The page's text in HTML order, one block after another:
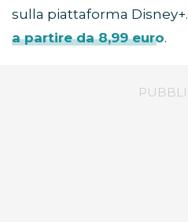
sulla piattaforma Disney+.
a partire da 8,99 euro.